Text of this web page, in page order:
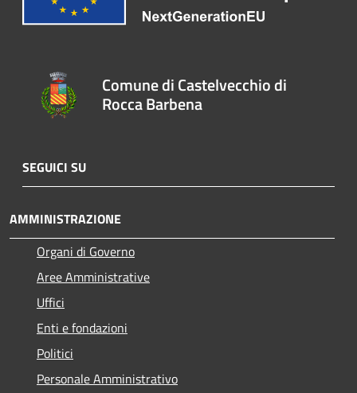
Comune di Castelvecchio di
Rocca Barbena
SEGUICI SU
AMMINISTRAZIONE
Organi di Governo
Aree Amministrative
Uffici
Enti e fondazioni
Politici
Personale Amministrativo